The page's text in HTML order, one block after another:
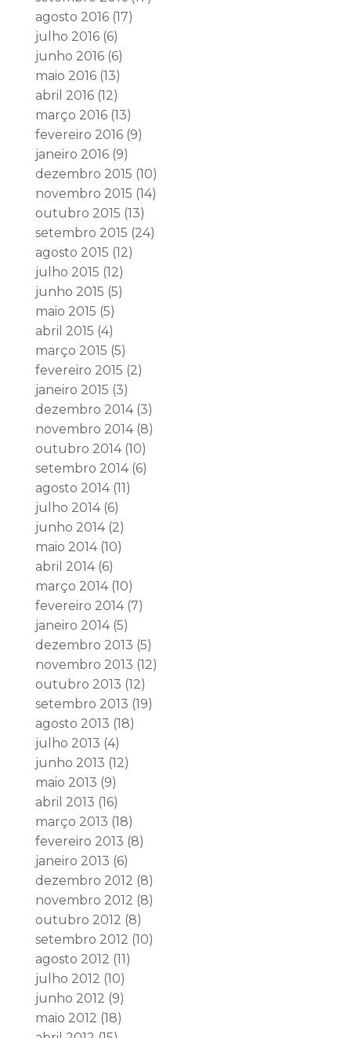
agosto 2016(17)
julho 2016(6)
junho 2016(6)
maio 2016(13)
abril 2016(12)
março 2016(13)
fevereiro 2016(9)
janeiro 2016(9)
dezembro 2015 (10)
novembro 2015 (14)
outubro 2015 (13)
setembro 2015 (24)
agosto 2015 (12)
julho 2015 (12)
junho 2015 (5)
maio 2015 (5)
abril 2015 (4)
março 2015 (5)
fevereiro 2015 (2)
janeiro 2015 (3)
dezembro 2014(3)
novembro 2014(8)
outubro 2014(10)
setembro 2014(6)
agosto 2014(11)
julho 2014(6)
junho 2014(2)
maio 2014(10)
abril 2014(6)
março 2014(10)
fevereiro 2014(7)
janeiro 2014(5)
dezembro 2013 (5)
novembro 2013 (12)
outubro 2013 (12)
setembro 2013 (19)
agosto 2013 (18)
julho 2013 (4)
junho 2013 (12)
maio 2013 (9)
abril 2013 (16)
março 2013 (18)
fevereiro 2013 (8)
janeiro 2013 (6)
dezembro 2012 (8)
novembro 2012 (8)
outubro 2012 (8)
setembro 2012 (10)
agosto 2012 (11)
julho 2012 (10)
junho 2012 (9)
maio 2012 (18)